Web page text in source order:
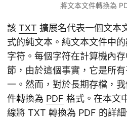
將文本文件轉換為
該 TXT 擴展名代表一個文本
式的純文本。純文本文件中
字符。每個字符在計算機內
節，由於這個事實，它是所
一。然而，對於長期存檔，
件轉換為 PDF 格式。在本文
線將 TXT 轉換為 PDF 的詳細